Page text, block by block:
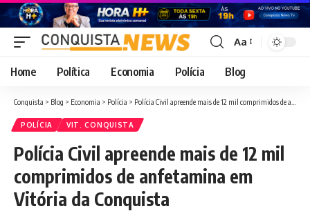
Font
Resizer
Aa
Home Política Economia Polícia Blog
Conquista > Blog > Economia > Polícia > Polícia Civil apreende mais de 12 mil comprimidos de anfetamina em Vitória da Conquista
POLÍCIA VIT. CONQUISTA
Polícia Civil apreende mais de 12 mil
comprimidos de anfetamina em
Vitória da Conquista